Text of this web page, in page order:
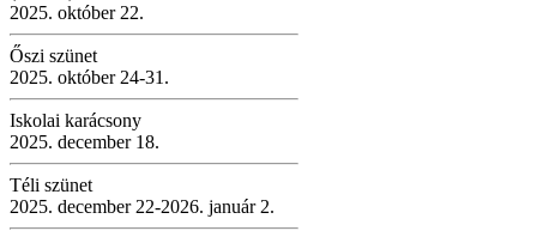
2025. október 22.
Őszi szünet
2025. október 24-31.
Iskolai karácsony
2025. december 18.
Téli szünet
2025. december 22-2026. január 2.